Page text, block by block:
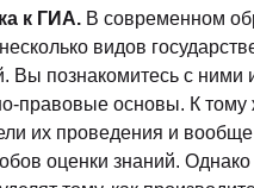
к ГИА. В современном
видов
Вы познакомитесь с ними
правовые основы. К тому
их проведения и вообще
оценки знаний.